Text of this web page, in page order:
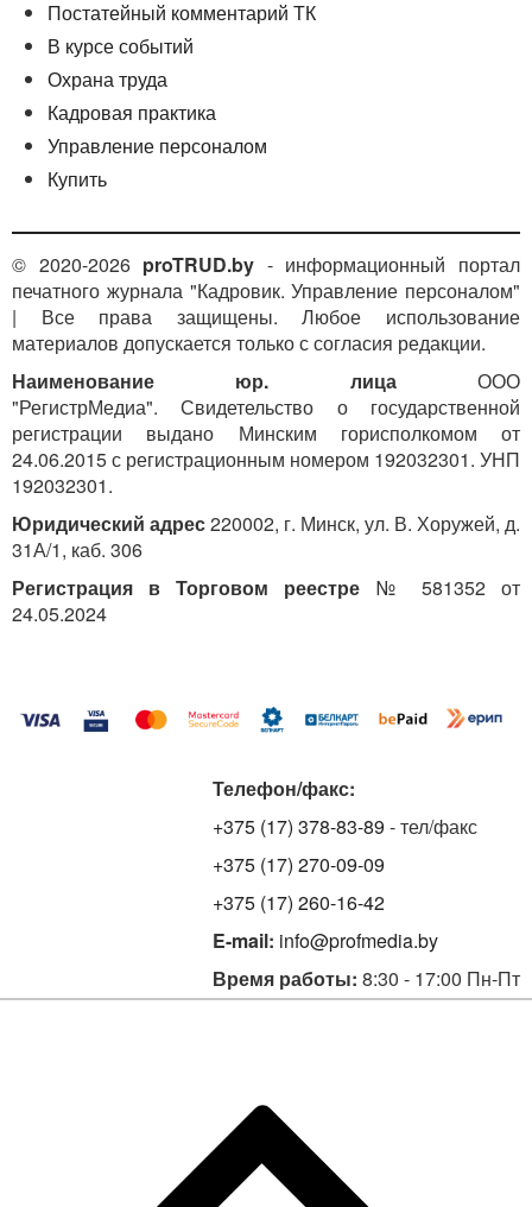
Постатейный комментарий ТК
В курсе событий
Охрана труда
Кадровая практика
Управление персоналом
Купить
© 2020-2026 proTRUD.by - информационный портал
печатного журнала "Кадровик. Управление персоналом"
| Все права защищены. Любое использование
материалов допускается только с согласия редакции.
Наименование юр. лицаООО
"РегистрМедиа". Свидетельство о государственной
регистрации выдано Минским горисполкомом от
24.06.2015 с регистрационным номером 192032301. УНП
192032301.
Юридический адрес220002, г. Минск, ул. В. Хоружей, д.
31А/1, каб. 306
Регистрация в Торговом реестре № 581352 от
24.05.2024
Телефон/факс:
+375 (17) 378-83-89 - тел/факс
+375 (17) 270-09-09
+375 (17) 260-16-42
E-mail: info@profmedia.by
Время работы: 8:30 - 17:00 Пн-Пт